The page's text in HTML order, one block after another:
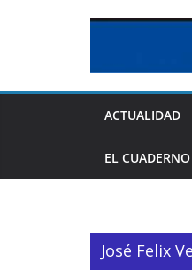
ACTUALIDAD
EL
José Felix